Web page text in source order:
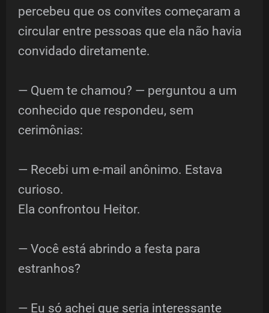
percebeu que os convites começaram a
circular entre pessoas que ela não havia
convidado diretamente.
— Quem te chamou? — perguntou a um
conhecido que respondeu, sem
cerimônias:
— Recebi um e-mail anônimo. Estava
curioso.
Ela confrontou Heitor.
— Você está abrindo a festa para
estranhos?
— Eu só achei que seria interessante